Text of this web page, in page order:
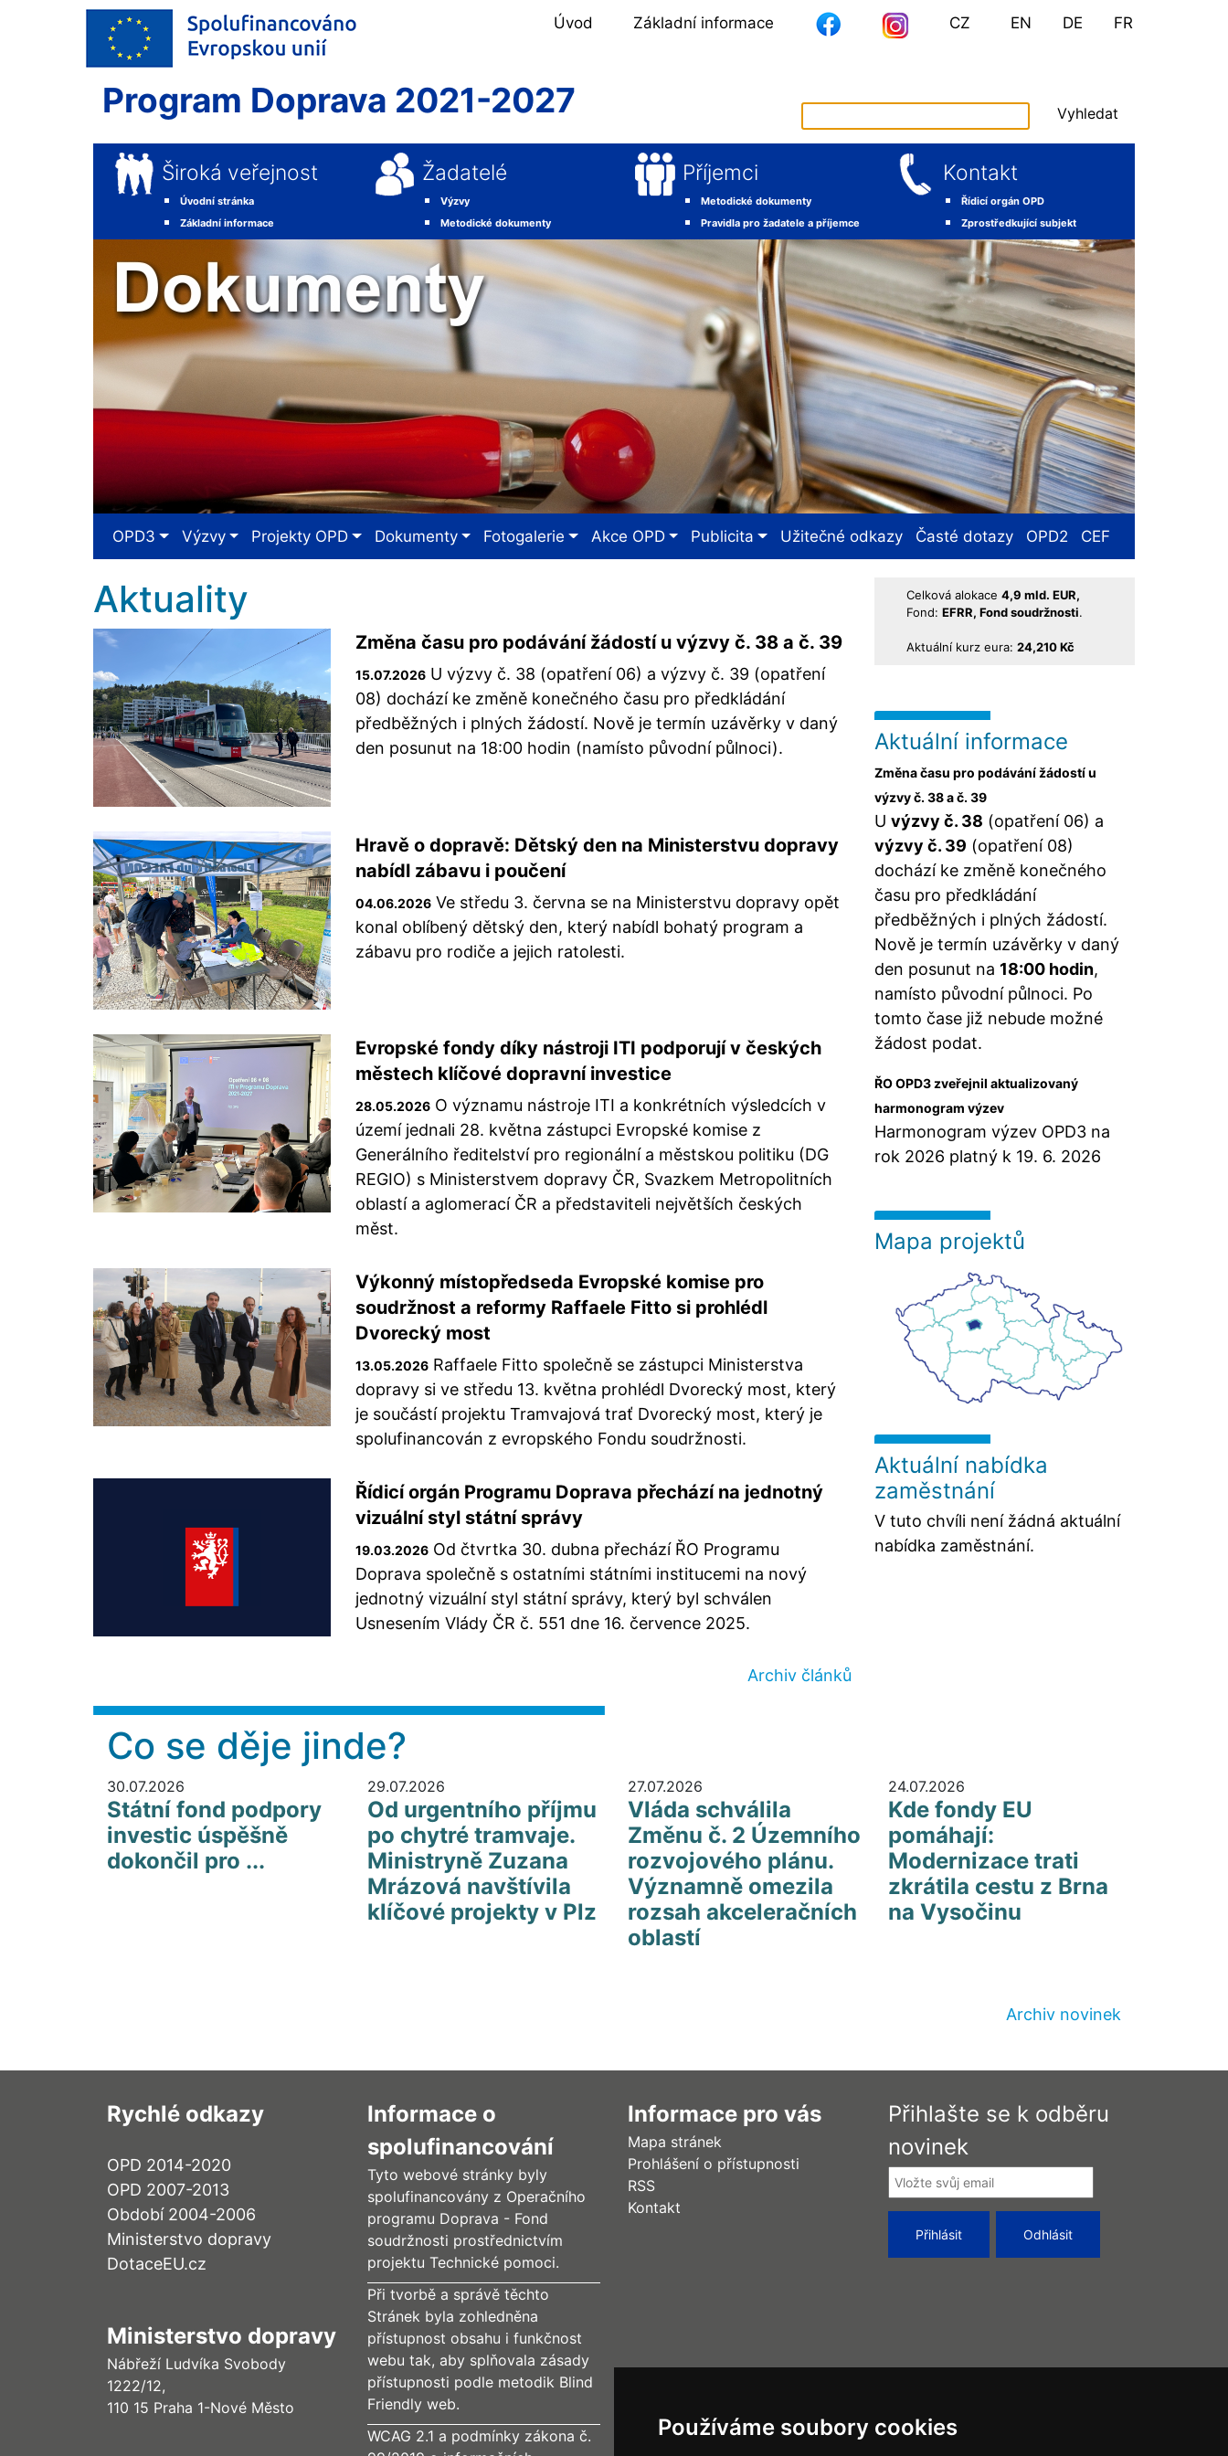
Používáme soubory cookies
Úvod Základní informace CZ EN DE FR
Program Doprava 2021-2027 Vyhledat
Široká veřejnost
Úvodní stránka
Základní informace
Žadatelé
Výzvy
Metodické dokumenty
Příjemci
Metodické dokumenty
Pravidla pro žadatele a příjemce
Kontakt
Řídicí orgán OPD
Zprostředkující subjekt
OPD3 Výzvy Projekty OPD Dokumenty Fotogalerie Akce OPD Publicita Užitečné odkazy Časté dotazy OPD2 CEF
Aktuality
Změna času pro podávání žádostí u výzvy č. 38 a č. 39
15.07.2026U výzvy č. 38 (opatření 06) a výzvy č. 39 (opatření
08) dochází ke změně konečného času pro předkládání
předběžných i plných žádostí. Nově je termín uzávěrky v daný
den posunut na 18:00 hodin (namísto původní půlnoci).
Hravě o dopravě: Dětský den na Ministerstvu dopravy
nabídl zábavu i poučení
04.06.2026Ve středu 3. června se na Ministerstvu dopravy opět
konal oblíbený dětský den, který nabídl bohatý program a
zábavu pro rodiče a jejich ratolesti.
Evropské fondy díky nástroji ITI podporují v českých
městech klíčové dopravní investice
28.05.2026O významu nástroje ITI a konkrétních výsledcích v
území jednali 28. května zástupci Evropské komise z
Generálního ředitelství pro regionální a městskou politiku (DG
REGIO) s Ministerstvem dopravy ČR, Svazkem Metropolitních
oblastí a aglomerací ČR a představiteli největších českých
měst.
Výkonný místopředseda Evropské komise pro
soudržnost a reformy Raffaele Fitto si prohlédl
Dvorecký most
13.05.2026Raffaele Fitto společně se zástupci Ministerstva
dopravy si ve středu 13. května prohlédl Dvorecký most, který
je součástí projektu Tramvajová trať Dvorecký most, který je
spolufinancován z evropského Fondu soudržnosti.
Řídicí orgán Programu Doprava přechází na jednotný
vizuální styl státní správy
19.03.2026Od čtvrtka 30. dubna přechází ŘO Programu
Doprava společně s ostatními státními institucemi na nový
jednotný vizuální styl státní správy, který byl schválen
Usnesením Vlády ČR č. 551 dne 16. července 2025.
Archiv článků
Celková alokace 4,9 mld. EUR,
Fond: EFRR, Fond soudržnosti.
Aktuální kurz eura: 24,210 Kč
Aktuální informace
Změna času pro podávání žádostí u
výzvy č. 38 a č. 39
U výzvy č. 38 (opatření 06) a
výzvy č. 39 (opatření 08)
dochází ke změně konečného
času pro předkládání
předběžných i plných žádostí.
Nově je termín uzávěrky v daný
den posunut na 18:00 hodin,
namísto původní půlnoci. Po
tomto čase již nebude možné
žádost podat.
ŘO OPD3 zveřejnil aktualizovaný
harmonogram výzev
Harmonogram výzev OPD3 na
rok 2026 platný k 19. 6. 2026
Mapa projektů
Aktuální nabídka
zaměstnání
V tuto chvíli není žádná aktuální
nabídka zaměstnání.
Co se děje jinde?
30.07.2026
Státní fond podpory
investic úspěšně
dokončil pro ...
29.07.2026
Od urgentního příjmu
po chytré tramvaje.
Ministryně Zuzana
Mrázová navštívila
klíčové projekty v Plz
27.07.2026
Vláda schválila
Změnu č. 2 Územního
rozvojového plánu.
Významně omezila
rozsah akceleračních
oblastí
24.07.2026
Kde fondy EU
pomáhají:
Modernizace trati
zkrátila cestu z Brna
na Vysočinu
Archiv novinek
Rychlé odkazy
OPD 2014-2020
OPD 2007-2013
Období 2004-2006
Ministerstvo dopravy
DotaceEU.cz
Ministerstvo dopravy
Nábřeží Ludvíka Svobody
1222/12,
110 15 Praha 1-Nové Město
Informace o
spolufinancování
Tyto webové stránky byly
spolufinancovány z Operačního
programu Doprava - Fond
soudržnosti prostřednictvím
projektu Technické pomoci.
Při tvorbě a správě těchto
Stránek byla zohledněna
přístupnost obsahu i funkčnost
webu tak, aby splňovala zásady
přístupnosti podle metodik Blind
Friendly web.
WCAG 2.1 a podmínky zákona č.
Informace pro vás
Mapa stránek
Prohlášení o přístupnosti
RSS
Kontakt
Přihlašte se k odběru
novinek